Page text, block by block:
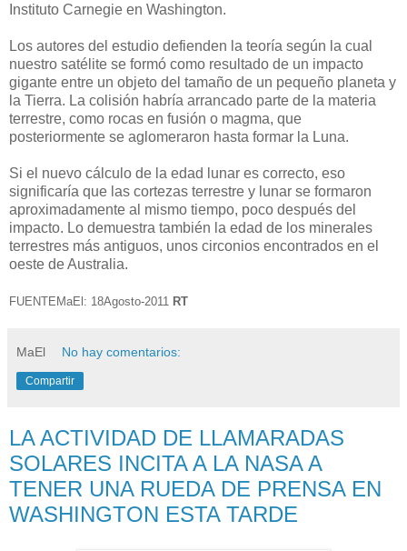
Instituto Carnegie en Washington.
Los autores del estudio defienden la teoría según la cual
nuestro satélite se formó como resultado de un impacto
gigante entre un objeto del tamaño de un pequeño planeta y
la Tierra. La colisión habría arrancado parte de la materia
terrestre, como rocas en fusión o magma, que
posteriormente se aglomeraron hasta formar la Luna.
Si el nuevo cálculo de la edad lunar es correcto, eso
significaría que las cortezas terrestre y lunar se formaron
aproximadamente al mismo tiempo, poco después del
impacto. Lo demuestra también la edad de los minerales
terrestres más antiguos, unos circonios encontrados en el
oeste de Australia.
FUENTEMaEl: 18Agosto-2011 RT
MaEl No hay comentarios:
Compartir
LA ACTIVIDAD DE LLAMARADAS
SOLARES INCITA A LA NASA A
TENER UNA RUEDA DE PRENSA EN
WASHINGTON ESTA TARDE